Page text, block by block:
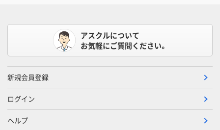
アスクルについて
お気軽にご質問ください。
新規会員登録
ログイン
ヘルプ